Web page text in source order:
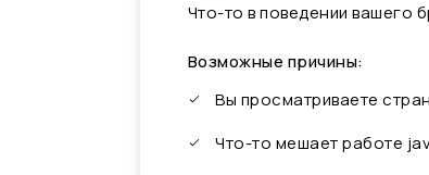
Что-то в поведении вашего
Возможные причины:
Вы просматриваете
Что-то мешает работе